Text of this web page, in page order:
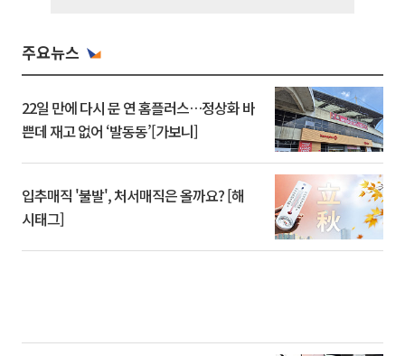
주요뉴스
22일 만에 다시 문 연 홈플러스…정상화 바
쁜데 재고 없어 ‘발동동’[가보니]
입추매직 '불발', 처서매직은 올까요? [해
시태그]